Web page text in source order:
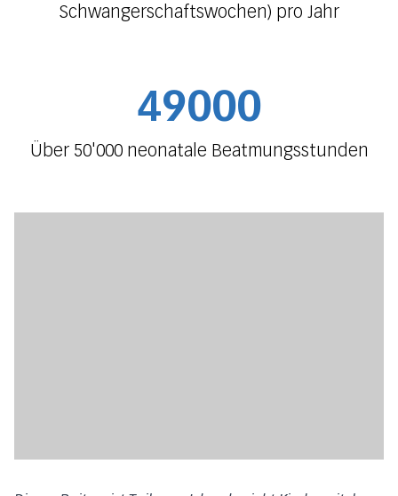
Schwangerschaftswochen) pro Jahr
49000
Über 50'000 neonatale Beatmungsstunden